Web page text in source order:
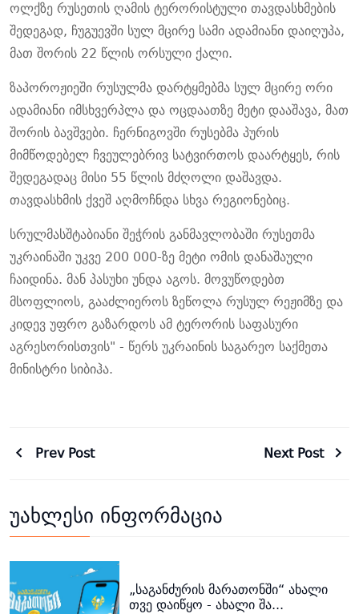
ოლქზე რუსეთის ღამის ტერორისტული თავდასხმების
შედეგად, ჩუგუევში სულ მცირე სამი ადამიანი დაიღუპა,
მათ შორის 22 წლის ორსული ქალი.
ზაპოროჟიეში რუსულმა დარტყმებმა სულ მცირე ორი
ადამიანი იმსხვერპლა და ოცდაათზე მეტი დააშავა, მათ
შორის ბავშვები. ჩერნიგოვში რუსებმა პურის
მიმწოდებელ ჩვეულებრივ სატვირთოს დაარტყეს, რის
შედეგადაც მისი 55 წლის მძღოლი დაშავდა.
თავდასხმის ქვეშ აღმოჩნდა სხვა რეგიონებიც.
სრულმასშტაბიანი შეჭრის განმავლობაში რუსეთმა
უკრაინაში უკვე 200 000-ზე მეტი ომის დანაშაული
ჩაიდინა. მან პასუხი უნდა აგოს. მოვუწოდებთ
მსოფლიოს, გააძლიეროს ზეწოლა რუსულ რეჟიმზე და
კიდევ უფრო გაზარდოს ამ ტერორის საფასური
აგრესორისთვის" - წერს უკრაინის საგარეო საქმეთა
მინისტრი სიბიჰა.
Prev Post Next Post
უახლესი ინფორმაცია
„საგანძურის მარათონში“ ახალი
თვე დაიწყო - ახალი შა...